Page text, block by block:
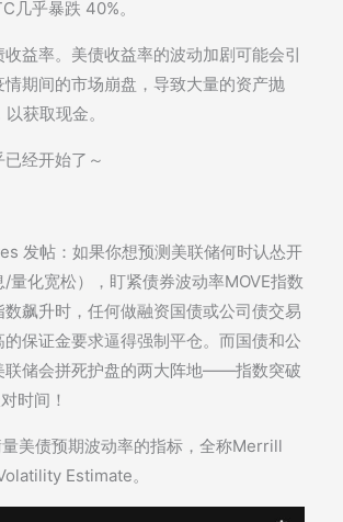
几乎暴跌 40%。
益率。美债收益率的波动加剧可能会引
期间的市场崩盘，导致大量的资产抛
获取现金。
经开始了～
发帖：如果你想预测美联储何时认怂开
量化宽松），盯紧债券波动率MOVE指数
飙升时，任何做融资国债或公司债交易
的保证金要求逼得强制平仓。而国债和公
联储会拼死护盘的两大阵地——指数突破
时间！
量美债预期波动率的指标，全称Merrill
Estimate。